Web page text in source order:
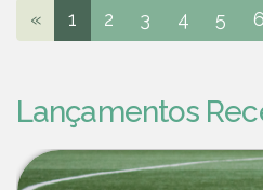
« 1 2 3 4 5 6
Lançamentos